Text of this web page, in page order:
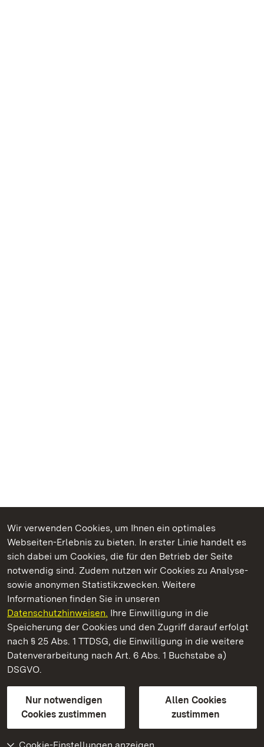
Wir verwenden Cookies, um Ihnen ein optimales
Webseiten-Erlebnis zu bieten. In erster Linie handelt es
sich dabei um Cookies, die für den Betrieb der Seite
notwendig sind. Zudem nutzen wir Cookies zu Analyse-
sowie anonymen Statistikzwecken. Weitere
Informationen finden Sie in unseren
Datenschutzhinweisen. Ihre Einwilligung in die
Speicherung der Cookies und den Zugriff darauf erfolgt
nach § 25 Abs. 1 TTDSG, die Einwilligung in die weitere
Datenverarbeitung nach Art. 6 Abs. 1 Buchstabe a)
DSGVO.
Nur notwendigen
Cookies zustimmen
Allen Cookies
zustimmen
Kommen. Staunen. Genießen.
Staatliche Schlösser und Gärten Baden‑Württemberg
Staatliche Schlösser und Gärten Baden-Württemberg
Kontakt
GebärdenspracheLeichte Sprache
Erklärung zur Barrierefreiheit
BITV-konform (geprüfte Seiten)